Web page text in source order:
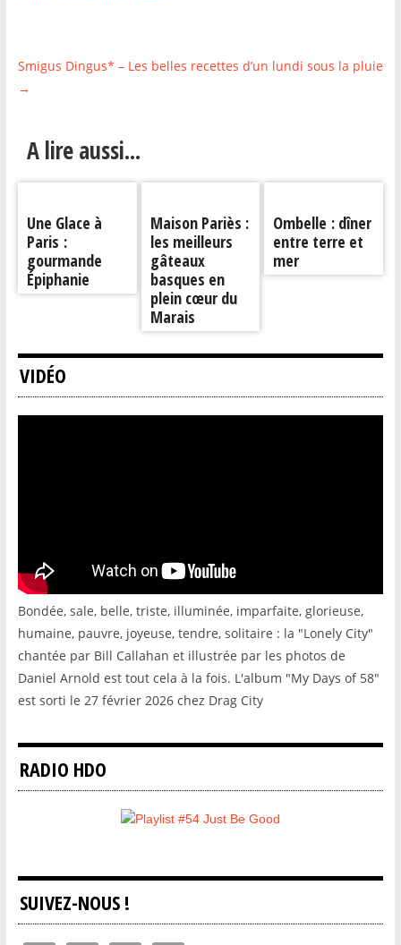
Smigus Dingus* – Les belles recettes d’un lundi sous la pluie
→
A lire aussi...
Une Glace à
Paris :
gourmande
Épiphanie
Maison Pariès :
les meilleurs
gâteaux
basques en
plein cœur du
Marais
Ombelle : dîner
entre terre et
mer
VIDÉO
Bondée, sale, belle, triste, illuminée, imparfaite, glorieuse,
humaine, pauvre, joyeuse, tendre, solitaire : la "Lonely City"
chantée par Bill Callahan et illustrée par les photos de
Daniel Arnold est tout cela à la fois. L'album "My Days of 58"
est sorti le 27 février 2026 chez Drag City
RADIO HDO
SUIVEZ-NOUS !